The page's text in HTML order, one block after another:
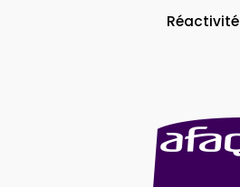
Réactivité